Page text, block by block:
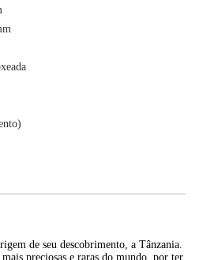
de seu descobrimento, a Tânzania.
preciosas e raras do mundo, por ter